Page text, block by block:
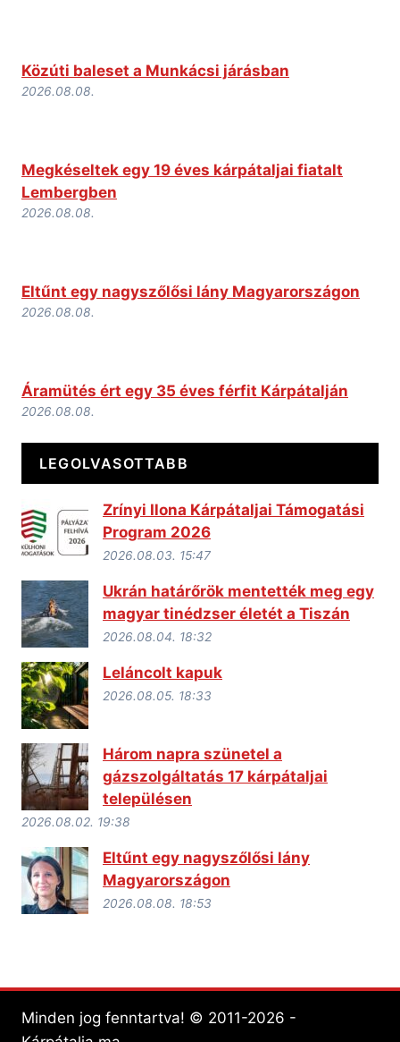
Közúti baleset a Munkácsi járásban
2026.08.08.
Megkéseltek egy 19 éves kárpátaljai fiatalt
Lembergben
2026.08.08.
Eltűnt egy nagyszőlősi lány Magyarországon
2026.08.08.
Áramütés ért egy 35 éves férfit Kárpátalján
2026.08.08.
LEGOLVASOTTABB
Zrínyi Ilona Kárpátaljai Támogatási
Program 2026
2026.08.03. 15:47
Ukrán határőrök mentették meg egy
magyar tinédzser életét a Tiszán
2026.08.04. 18:32
Leláncolt kapuk
2026.08.05. 18:33
Három napra szünetel a
gázszolgáltatás 17 kárpátaljai
településen
2026.08.02. 19:38
Eltűnt egy nagyszőlősi lány
Magyarországon
2026.08.08. 18:53
Minden jog fenntartva! © 2011-2026 -